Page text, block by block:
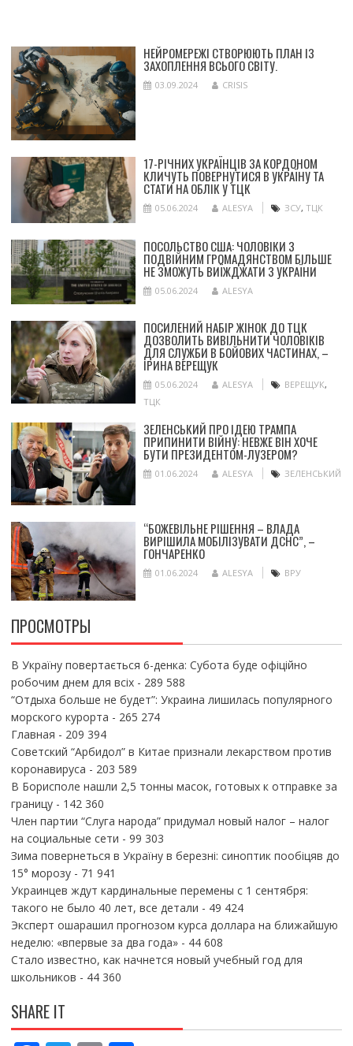
НЕЙРОМЕРЕЖІ СТВОРЮЮТЬ ПЛАН ІЗ
ЗАХОПЛЕННЯ ВСЬОГО СВІТУ.
03.09.2024 CRISIS
17-РІЧНИХ УКРАЇНЦІВ ЗА КОРДОНОМ
КЛИЧУТЬ ПОВЕРНУТИСЯ В УКРАЇНУ ТА
СТАТИ НА ОБЛІК У ТЦК
05.06.2024 ALESYA ЗСУ, ТЦК
ПОСОЛЬСТВО США: ЧОЛОВІКИ З
ПОДВІЙНИМ ГРОМАДЯНСТВОМ БІЛЬШЕ
НЕ ЗМОЖУТЬ ВИЇЖДЖАТИ З УКРАЇНИ
05.06.2024 ALESYA
ПОСИЛЕНИЙ НАБІР ЖІНОК ДО ТЦК
ДОЗВОЛИТЬ ВИВІЛЬНИТИ ЧОЛОВІКІВ
ДЛЯ СЛУЖБИ В БОЙОВИХ ЧАСТИНАХ, –
ІРИНА ВЕРЕЩУК
05.06.2024 ALESYA ВЕРЕЩУК,
ТЦК
ЗЕЛЕНСЬКИЙ ПРО ІДЕЮ ТРАМПА
ПРИПИНИТИ ВІЙНУ: НЕВЖЕ ВІН ХОЧЕ
БУТИ ПРЕЗИДЕНТОМ-ЛУЗЕРОМ?
01.06.2024 ALESYA ЗЕЛЕНСЬКИЙ
“БОЖЕВІЛЬНЕ РІШЕННЯ – ВЛАДА
ВИРІШИЛА МОБІЛІЗУВАТИ ДСНС”, –
ГОНЧАРЕНКО
01.06.2024 ALESYA ВРУ
ПРОСМОТРЫ
В Україну повертається 6-денка: Субота буде офіційно
робочим днем для всіх- 289 588
“Отдыха больше не будет”: Украина лишилась популярного
морского курорта - 265 274
Главная - 209 394
Советский “Арбидол” в Китае признали лекарством против
коронавируса - 203 589
В Борисполе нашли 2,5 тонны масок, готовых к отправке за
границу- 142 360
Член партии “Слуга народа” придумал новый налог – налог
на социальные сети - 99 303
Зима повернеться в Україну в березні: синоптик пообіцяв до
15° морозу- 71 941
Украинцев ждут кардинальные перемены с 1 сентября:
такого не было 40 лет, все детали - 49 424
Эксперт ошарашил прогнозом курса доллара на ближайшую
неделю: «впервые за два года»- 44 608
Стало известно, как начнется новый учебный год для
школьников - 44 360
SHARE IT